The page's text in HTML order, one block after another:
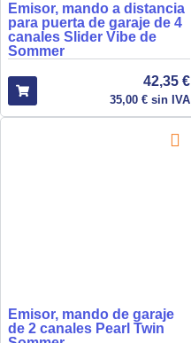
Emisor, mando a distancia
para puerta de garaje de 4
canales Slider Vibe de
Sommer
42,35 €
35,00 € sin IVA
Emisor, mando de garaje
de 2 canales Pearl Twin